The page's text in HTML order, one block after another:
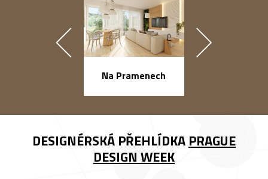
Na Pramenech
DESIGNÉRSKÁ PŘEHLÍDKA PRAGUE
DESIGN WEEK